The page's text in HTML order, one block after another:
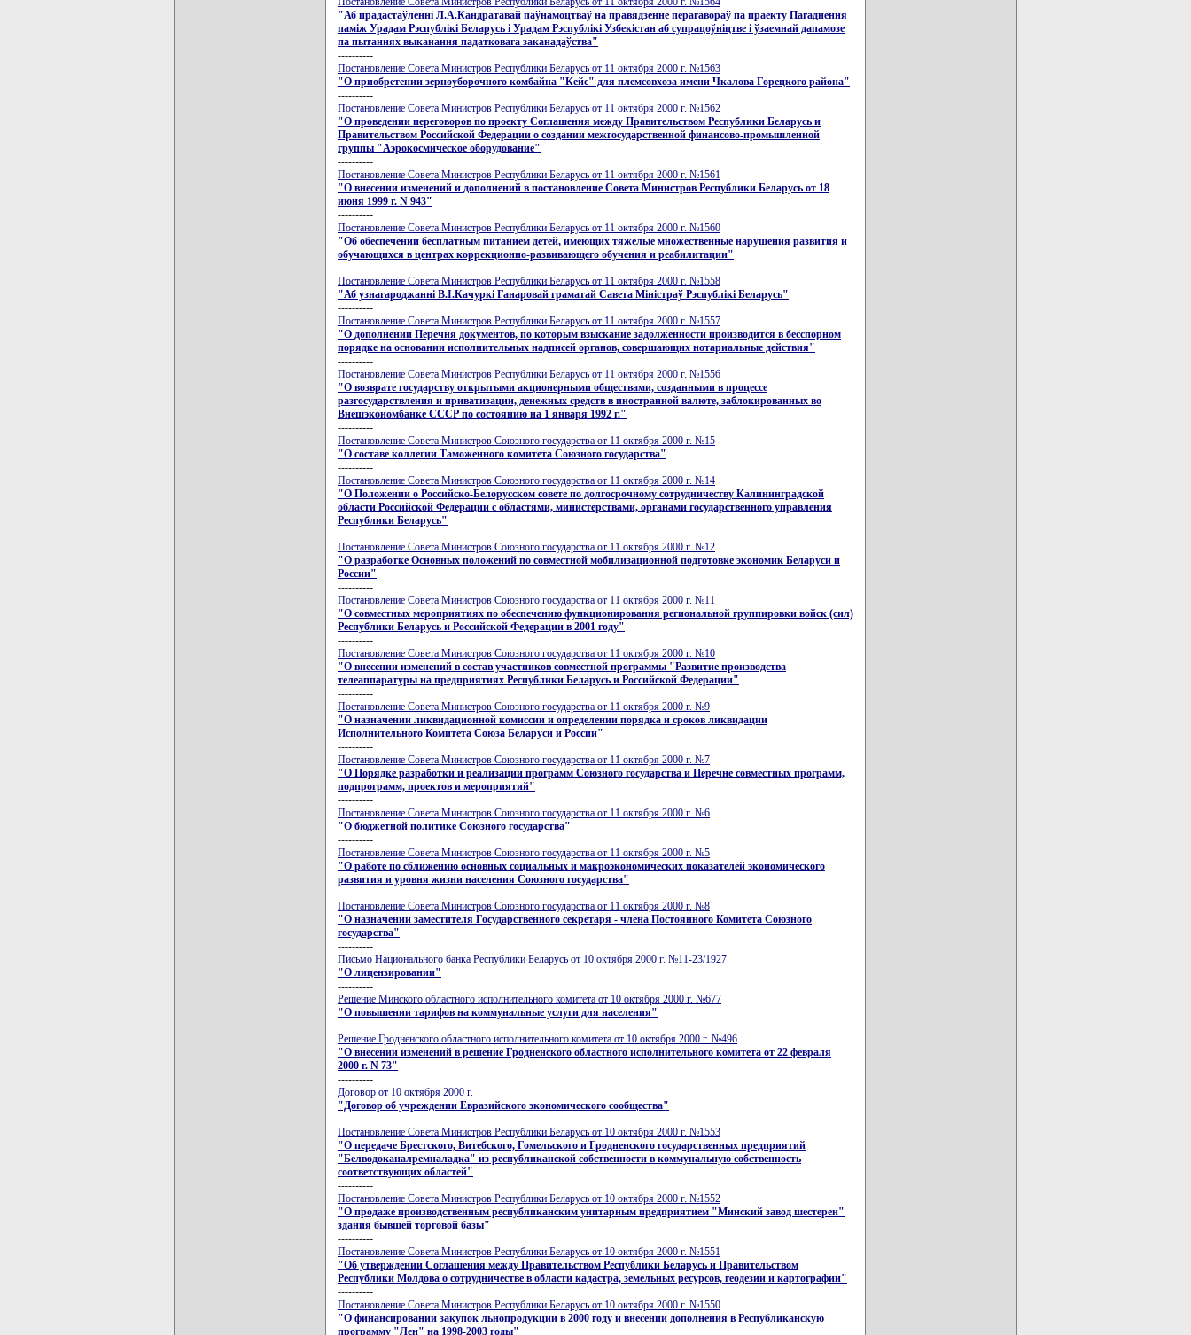
"Аб прадастаўленнi Л.А.Кандратавай паўнамоцтваў на правядзенне перагавораў па праекту Пагаднення
памiж Урадам Рэспублiкi Беларусь i Урадам Рэспублiкi Узбекiстан аб супрацоўнiцтве i ўзаемнай дапамозе
па пытаннях выканання падатковага заканадаўства"
----------
Постановление Совета Министров Республики Беларусь от 11 октября 2000 г. №1563
"О приобретении зерноуборочного комбайна "Кейс" для племсовхоза имени Чкалова Горецкого района"
----------
Постановление Совета Министров Республики Беларусь от 11 октября 2000 г. №1562
"О проведении переговоров по проекту Соглашения между Правительством Республики Беларусь и
Правительством Российской Федерации о создании межгосударственной финансово-промышленной
группы "Аэрокосмическое оборудование"
----------
Постановление Совета Министров Республики Беларусь от 11 октября 2000 г. №1561
"О внесении изменений и дополнений в постановление Совета Министров Республики Беларусь от 18
июня 1999 г. N 943"
----------
Постановление Совета Министров Республики Беларусь от 11 октября 2000 г. №1560
"Об обеспечении бесплатным питанием детей, имеющих тяжелые множественные нарушения развития и
обучающихся в центрах коррекционно-развивающего обучения и реабилитации"
----------
Постановление Совета Министров Республики Беларусь от 11 октября 2000 г. №1558
"Аб узнагароджаннi В.I.Качуркi Ганаровай граматай Савета Мiнiстраў Рэспублiкi Беларусь"
----------
Постановление Совета Министров Республики Беларусь от 11 октября 2000 г. №1557
"О дополнении Перечня документов, по которым взыскание задолженности производится в бесспорном
порядке на основании исполнительных надписей органов, совершающих нотариальные действия"
----------
Постановление Совета Министров Республики Беларусь от 11 октября 2000 г. №1556
"О возврате государству открытыми акционерными обществами, созданными в процессе
разгосударствления и приватизации, денежных средств в иностранной валюте, заблокированных во
Внешэкономбанке СССР по состоянию на 1 января 1992 г."
----------
Постановление Совета Министров Союзного государства от 11 октября 2000 г. №15
"О составе коллегии Таможенного комитета Союзного государства"
----------
Постановление Совета Министров Союзного государства от 11 октября 2000 г. №14
"О Положении о Российско-Белорусском совете по долгосрочному сотрудничеству Калининградской
области Российской Федерации с областями, министерствами, органами государственного управления
Республики Беларусь"
----------
Постановление Совета Министров Союзного государства от 11 октября 2000 г. №12
"О разработке Основных положений по совместной мобилизационной подготовке экономик Беларуси и
России"
----------
Постановление Совета Министров Союзного государства от 11 октября 2000 г. №11
"О совместных мероприятиях по обеспечению функционирования региональной группировки войск (сил)
Республики Беларусь и Российской Федерации в 2001 году"
----------
Постановление Совета Министров Союзного государства от 11 октября 2000 г. №10
"О внесении изменений в состав участников совместной программы "Развитие производства
телеаппаратуры на предприятиях Республики Беларусь и Российской Федерации"
----------
Постановление Совета Министров Союзного государства от 11 октября 2000 г. №9
"О назначении ликвидационной комиссии и определении порядка и сроков ликвидации
Исполнительного Комитета Союза Беларуси и России"
----------
Постановление Совета Министров Союзного государства от 11 октября 2000 г. №7
"О Порядке разработки и реализации программ Союзного государства и Перечне совместных программ,
подпрограмм, проектов и мероприятий"
----------
Постановление Совета Министров Союзного государства от 11 октября 2000 г. №6
"О бюджетной политике Союзного государства"
----------
Постановление Совета Министров Союзного государства от 11 октября 2000 г. №5
"О работе по сближению основных социальных и макроэкономических показателей экономического
развития и уровня жизни населения Союзного государства"
----------
Постановление Совета Министров Союзного государства от 11 октября 2000 г. №8
"О назначении заместителя Государственного секретаря - члена Постоянного Комитета Союзного
государства"
----------
Письмо Национального банка Республики Беларусь от 10 октября 2000 г. №11-23/1927
"О лицензировании"
----------
Решение Минского областного исполнительного комитета от 10 октября 2000 г. №677
"О повышении тарифов на коммунальные услуги для населения"
----------
Решение Гродненского областного исполнительного комитета от 10 октября 2000 г. №496
"О внесении изменений в решение Гродненского областного исполнительного комитета от 22 февраля
2000 г. N 73"
----------
Договор от 10 октября 2000 г.
"Договор об учреждении Евразийского экономического сообщества"
----------
Постановление Совета Министров Республики Беларусь от 10 октября 2000 г. №1553
"О передаче Брестского, Витебского, Гомельского и Гродненского государственных предприятий
"Белводоканалремналадка" из республиканской собственности в коммунальную собственность
соответствующих областей"
----------
Постановление Совета Министров Республики Беларусь от 10 октября 2000 г. №1552
"О продаже производственным республиканским унитарным предприятием "Минский завод шестерен"
здания бывшей торговой базы"
----------
Постановление Совета Министров Республики Беларусь от 10 октября 2000 г. №1551
"Об утверждении Соглашения между Правительством Республики Беларусь и Правительством
Республики Молдова о сотрудничестве в области кадастра, земельных ресурсов, геодезии и картографии"
----------
Постановление Совета Министров Республики Беларусь от 10 октября 2000 г. №1550
"О финансировании закупок льнопродукции в 2000 году и внесении дополнения в Республиканскую
программу "Лен" на 1998-2003 годы"